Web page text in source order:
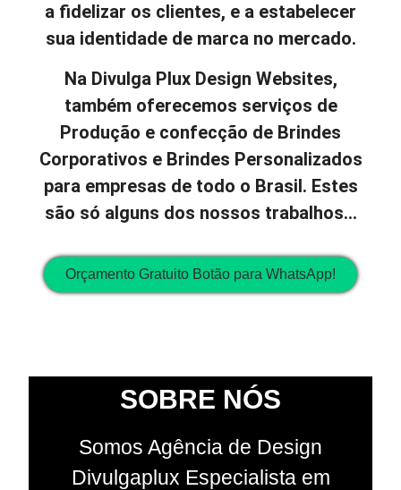
a fidelizar os clientes, e a estabelecer
sua identidade de marca no mercado.
Na Divulga Plux Design Websites,
também oferecemos serviços de
Produção e confecção de Brindes
Corporativos e Brindes Personalizados
para empresas de todo o Brasil. Estes
são só alguns dos nossos trabalhos…
Orçamento Gratuito Botão para WhatsApp!
SOBRE NÓS
Somos Agência de Design
Divulgaplux Especialista em